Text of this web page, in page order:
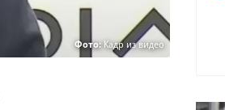
Фото:Кадр из видео